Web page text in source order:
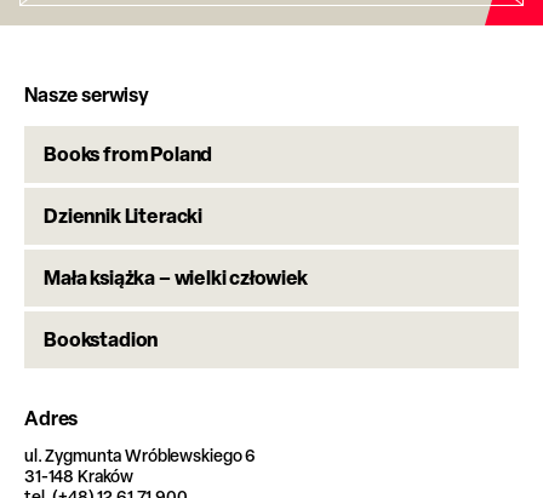
Nasze serwisy
Books from Poland
Dziennik Literacki
Mała książka – wielki człowiek
Bookstadion
Adres
ul. Zygmunta Wróblewskiego 6
31-148 Kraków